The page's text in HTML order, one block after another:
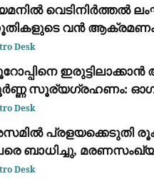
വെടിനിർത്തൽ
വൻ ആക്രമണം:
കൊല്ലപ്പെട്ടു;
ഏറ്റവും വലിയ
Desk
സൂര്യഗ്രഹണം:
പ്രകൃതിയുടെ
Desk
പ്രളയക്കെടുതി
ബാധിച്ചു,
Desk